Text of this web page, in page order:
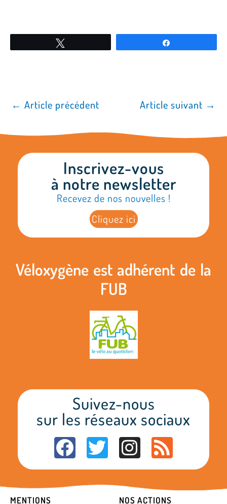
← Article précédent Article suivant →
Inscrivez-vous
à notre newsletter
Recevez de nos nouvelles !
Cliquez ici
Véloxygène est adhérent de la
FUB
Suivez-nous
sur les réseaux sociaux
F
a
c
T
w
i
I
n
s
t
R
s
MENTIONS NOS ACTIONS